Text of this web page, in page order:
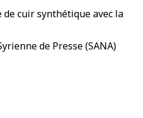
cuir synthétique avec la